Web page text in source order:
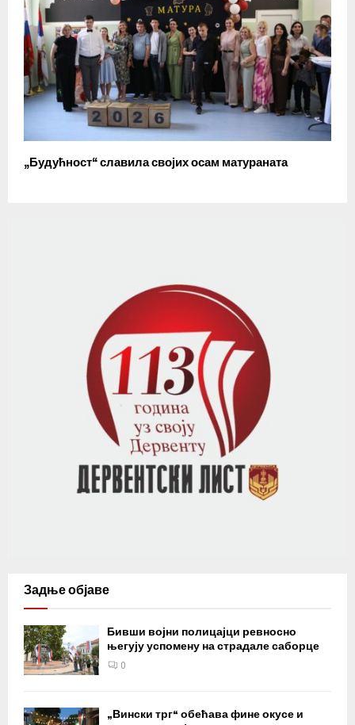
„Будућност“ славила својих осам матураната
Задње објаве
Бивши војни полицајци ревносно
његују успомену на страдале саборце
0
„Вински трг“ обећава фине окусе и